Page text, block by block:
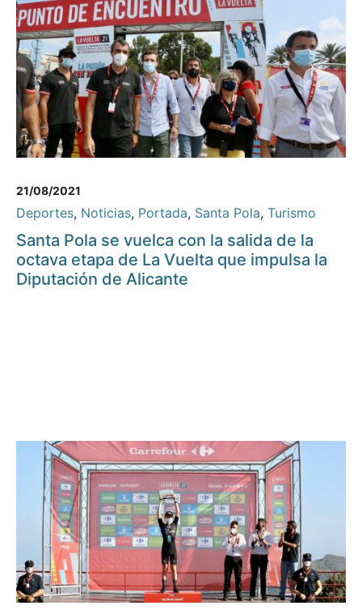
21/08/2021
Deportes, Noticias, Portada, Santa Pola, Turismo
Santa Pola se vuelca con la salida de la
octava etapa de La Vuelta que impulsa la
Diputación de Alicante